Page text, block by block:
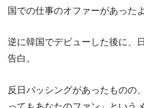
国での仕事のオファーがあった
逆に韓国でデビューした後に、
告白。
反日バッシングがあったものの